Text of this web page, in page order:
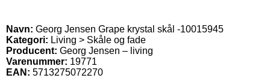
Navn: Georg Jensen Grape krystal skål -10015945
Kategori: Living > Skåle og fade
Producent: Georg Jensen – living
Varenummer: 19771
EAN: 5713275072270